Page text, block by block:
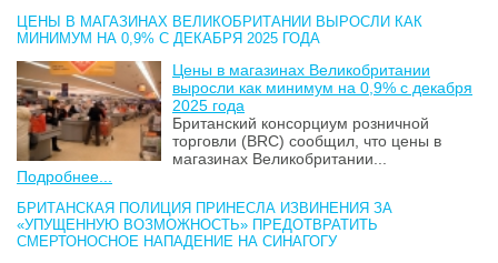
ЦЕНЫ В МАГАЗИНАХ ВЕЛИКОБРИТАНИИ ВЫРОСЛИ КАК
МИНИМУМ НА 0,9% С ДЕКАБРЯ 2025 ГОДА
Цены в магазинах Великобритании
выросли как минимум на 0,9% с декабря
2025 года
Британский консорциум розничной
торговли (BRC) сообщил, что цены в
магазинах Великобритании...
Подробнее...
БРИТАНСКАЯ ПОЛИЦИЯ ПРИНЕСЛА ИЗВИНЕНИЯ ЗА
«УПУЩЕННУЮ ВОЗМОЖНОСТЬ» ПРЕДОТВРАТИТЬ
СМЕРТОНОСНОЕ НАПАДЕНИЕ НА СИНАГОГУ